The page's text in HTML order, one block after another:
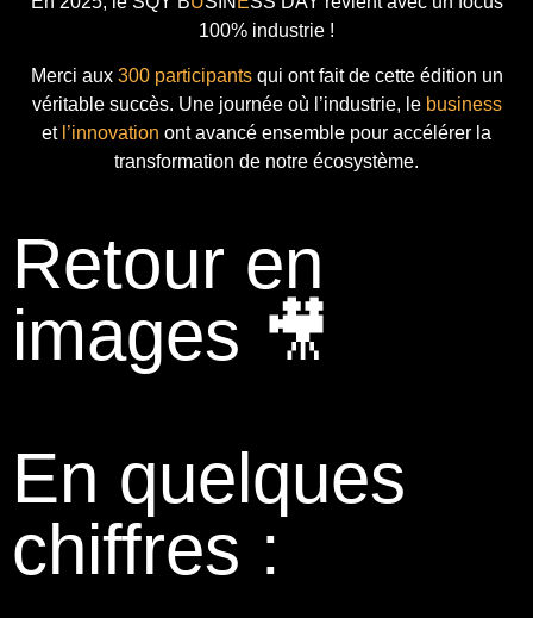
100% industrie !
Merci aux 300 participantsqui ont fait de cette édition un
véritable succès. Une journée où l’industrie, le business
et l’innovation ont avancé ensemble pour accélérer la
transformation de notre écosystème.
Retour en
images 🎥
En quelques
chiffres :